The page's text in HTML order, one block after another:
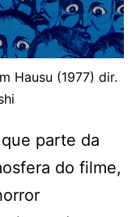
Hausu (1977) dir.
parte da
do filme,